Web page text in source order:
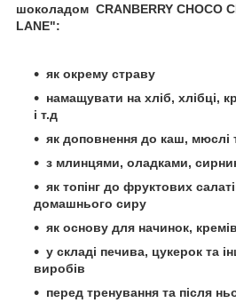
шоколадом CRANBERRY CHOCO
LANE":
як окрему страву
намащувати на хліб, хлібці,
і т.д
як доповнення до каш, мюслі
з млинцями, оладками,
як топінг до фруктових
домашнього сиру
як основу для начинок, кремів
у складі печива, цукерок та
виробів
перед тренування та після